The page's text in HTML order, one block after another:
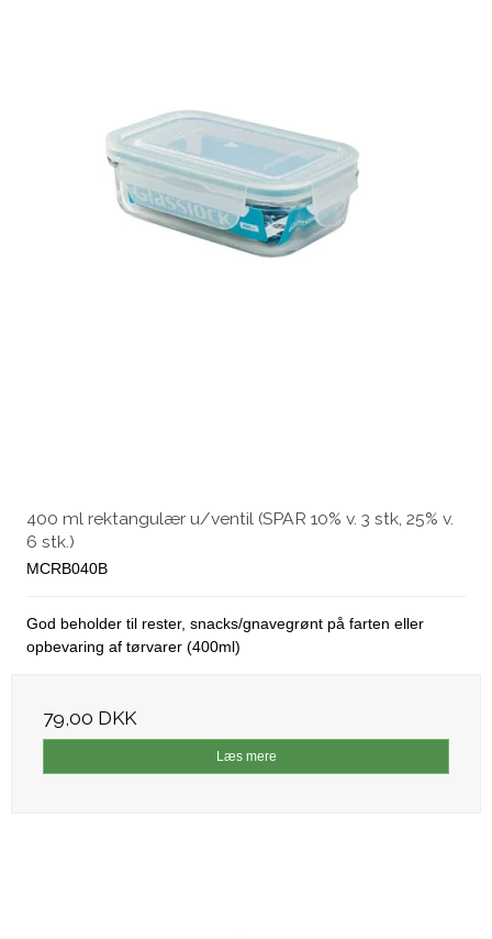
400 ml rektangulær u/ventil (SPAR 10% v. 3 stk, 25% v.
6 stk.)
MCRB040B
God beholder til rester, snacks/gnavegrønt på farten eller
opbevaring af tørvarer (400ml)
79,00 DKK
Læs mere